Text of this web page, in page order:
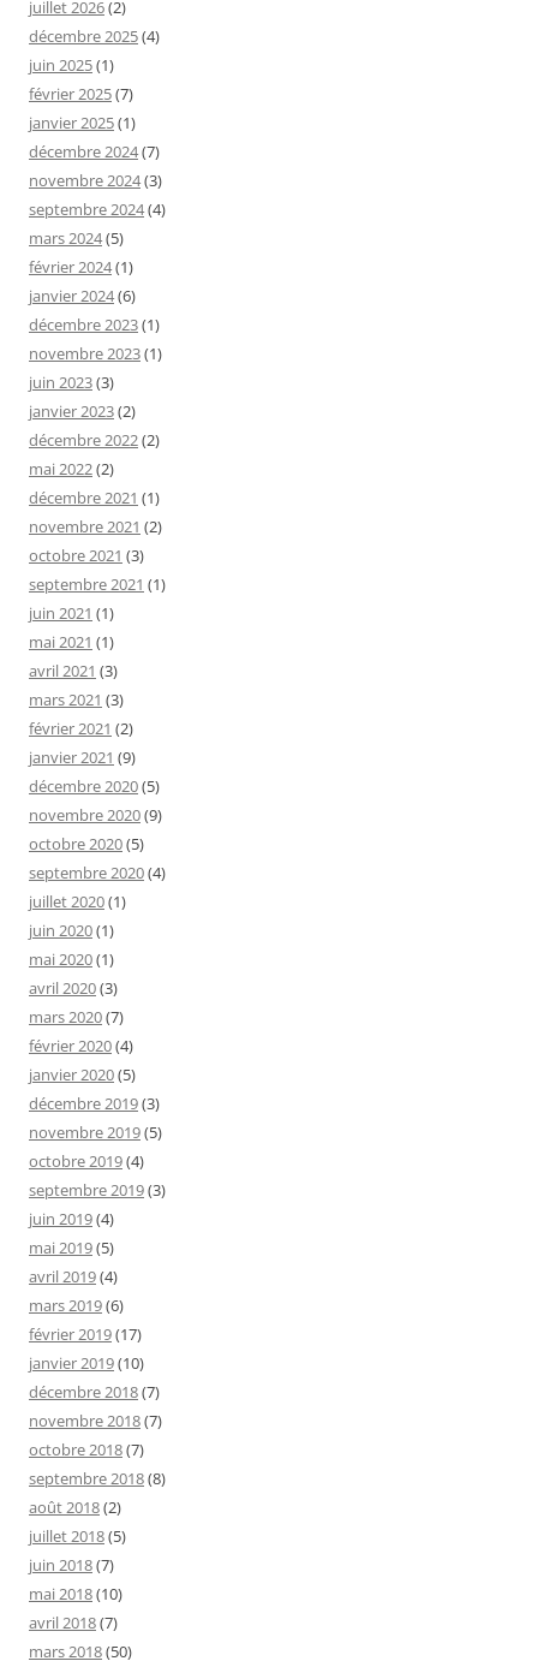
juillet 2026(2)
décembre 2025(4)
juin 2025(1)
février 2025(7)
janvier 2025(1)
décembre 2024(7)
novembre 2024(3)
septembre 2024(4)
mars 2024(5)
février 2024(1)
janvier 2024(6)
décembre 2023(1)
novembre 2023(1)
juin 2023(3)
janvier 2023(2)
décembre 2022(2)
mai 2022(2)
décembre 2021 (1)
novembre 2021 (2)
octobre 2021 (3)
septembre 2021 (1)
juin 2021 (1)
mai 2021 (1)
avril 2021 (3)
mars 2021 (3)
février 2021 (2)
janvier 2021 (9)
décembre 2020(5)
novembre 2020(9)
octobre 2020(5)
septembre 2020(4)
juillet 2020(1)
juin 2020(1)
mai 2020(1)
avril 2020(3)
mars 2020(7)
février 2020(4)
janvier 2020(5)
décembre 2019(3)
novembre 2019(5)
octobre 2019(4)
septembre 2019(3)
juin 2019(4)
mai 2019(5)
avril 2019(4)
mars 2019(6)
février 2019(17)
janvier 2019(10)
décembre 2018(7)
novembre 2018(7)
octobre 2018(7)
septembre 2018(8)
août 2018(2)
juillet 2018(5)
juin 2018(7)
mai 2018(10)
avril 2018(7)
mars 2018(50)